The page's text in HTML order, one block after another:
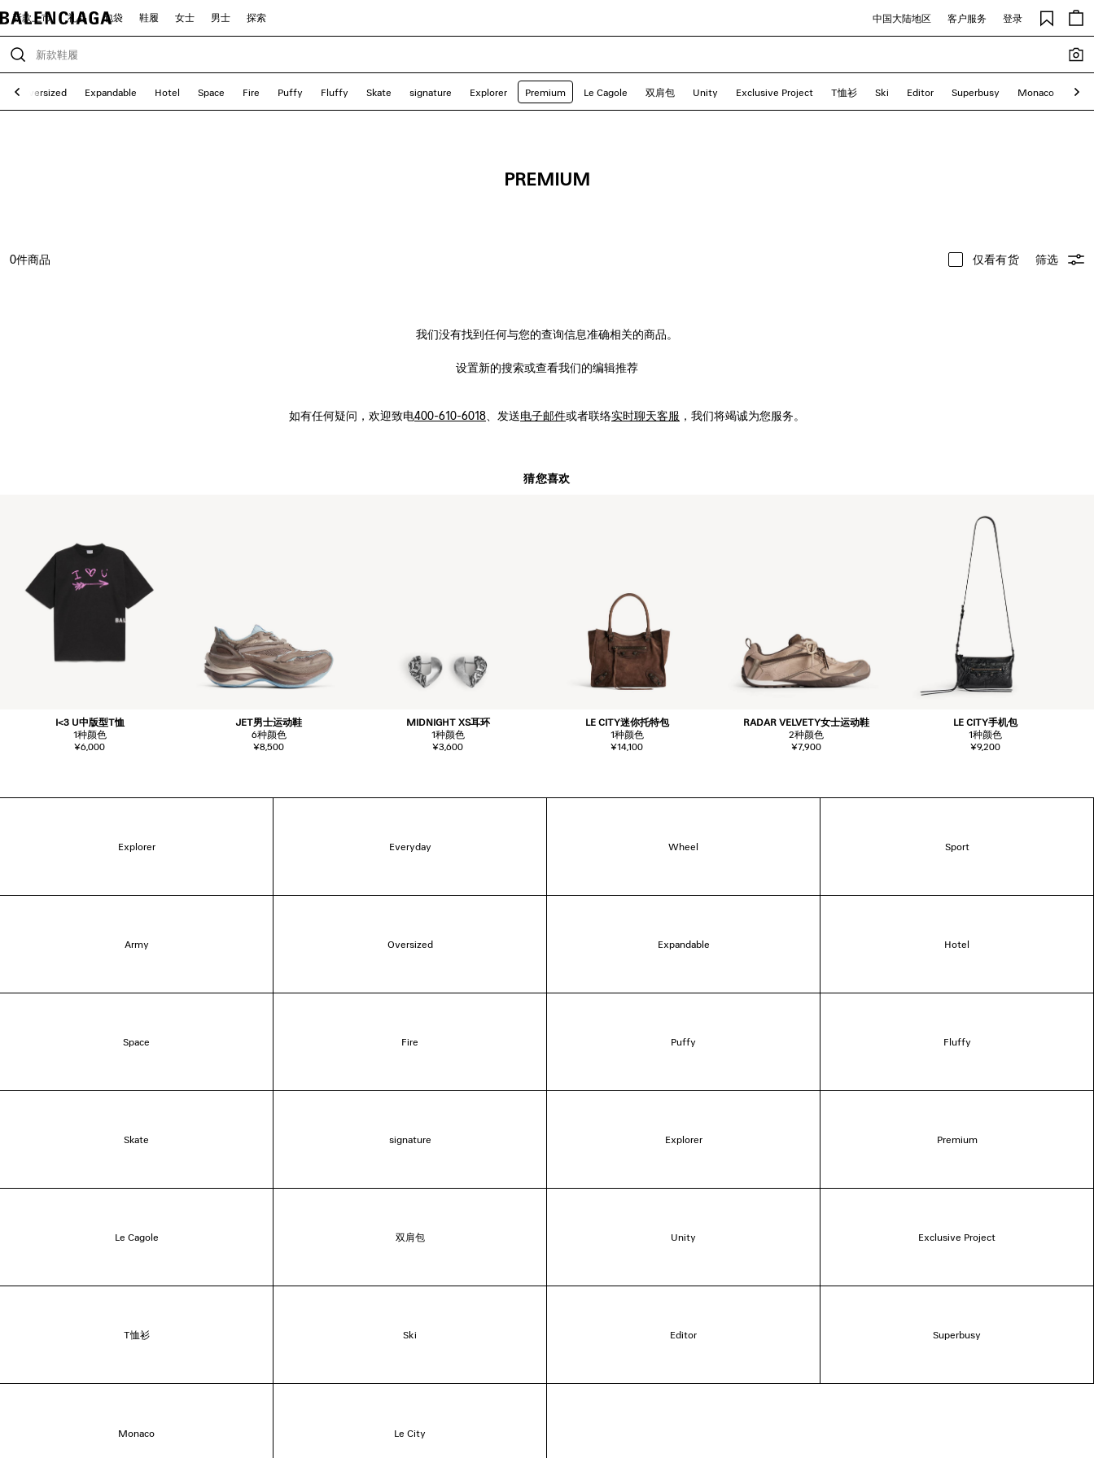
新款上市 礼品 包袋 鞋履 女士 男士 探索 中国大陆地区 客户服务 登录
Oversized Expandable Hotel Space Fire Puffy Fluffy Skate signature Explorer Premium Le Cagole 双肩包 Unity Exclusive Project T恤衫 Ski Editor Superbusy Monaco Le
PREMIUM
0件商品 仅看有货 筛选
我们没有找到任何与您的查询信息准确相关的商品。
设置新的搜索或查看我们的编辑推荐
如有任何疑问， 欢迎致电400-610-6018 、发送电子邮件或者联络实时聊天客服 ，我们将竭诚为您服务。
猜您喜欢
I<3 U中版型T恤
1种颜色
¥6,000
JET男士运动鞋
6种颜色
¥8,500
MIDNIGHT XS耳环
1种颜色
¥3,600
LE CITY迷你托特包
1种颜色
¥14,100
RADAR VELVETY女士运动鞋
2种颜色
¥7,900
LE CITY手机包
1种颜色
¥9,200
Explorer Everyday Wheel Sport
Army Oversized Expandable Hotel
Space Fire Puffy Fluffy
Skate signature Explorer Premium
Le Cagole 双肩包 Unity Exclusive Project
T恤衫 Ski Editor Superbusy
Monaco Le City